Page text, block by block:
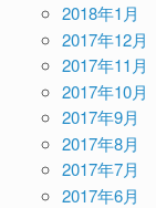
2018年1月
2017年12月
2017年11月
2017年10月
2017年9月
2017年8月
2017年7月
2017年6月